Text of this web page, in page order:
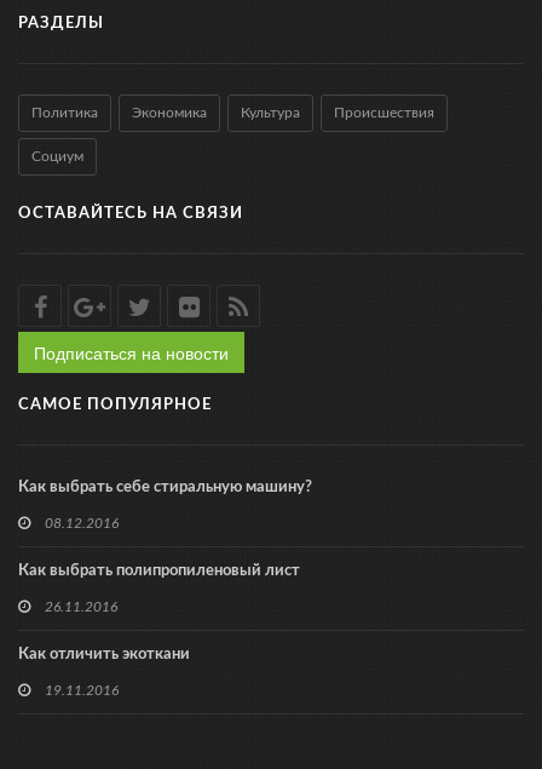
РАЗДЕЛЫ
Политика Экономика Культура Происшествия
Социум
ОСТАВАЙТЕСЬ НА СВЯЗИ
Подписаться на новости
САМОЕ ПОПУЛЯРНОЕ
Как выбрать себе стиральную машину?
08.12.2016
Как выбрать полипропиленовый лист
26.11.2016
Как отличить экоткани
19.11.2016